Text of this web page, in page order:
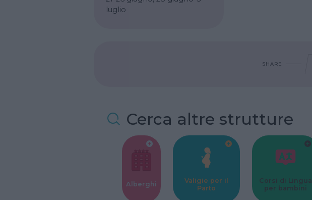
luglio
SHARE
Cerca altre strutture
Alberghi
Valigie per il
Parto
Corsi di Lingua
per bambini